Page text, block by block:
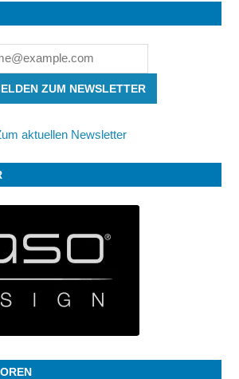
ZUM NEWSLETTER
aktuellen Newsletter